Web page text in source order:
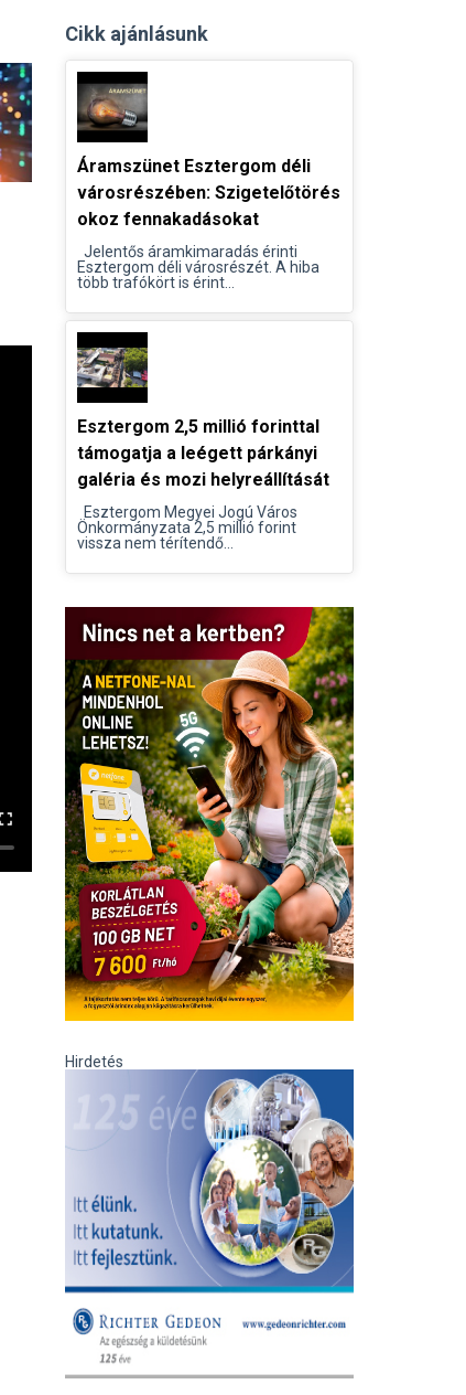
Cikk ajánlásunk
Áramszünet Esztergom déli
városrészében: Szigetelőtörés
okoz fennakadásokat
Jelentős áramkimaradás érinti
Esztergom déli városrészét. A hiba
több trafókört is érint...
Esztergom 2,5 millió forinttal
támogatja a leégett párkányi
galéria és mozi helyreállítását
Esztergom Megyei Jogú Város
Önkormányzata 2,5 millió forint
vissza nem térítendő...
Hirdetés